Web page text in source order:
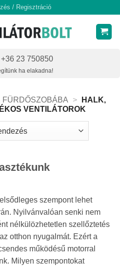
/ Regisztráció
23 750850
ha elakadna!
FÜRDŐSZOBÁBA >
HALK,
VENTILÁTOROK
szempont lehet
Nyilvánvalóan senki nem
nélkülözhetetlen szellőztetés
otthon nyugalmát. Ezért a
működésű motorral
Milyen szempontokat